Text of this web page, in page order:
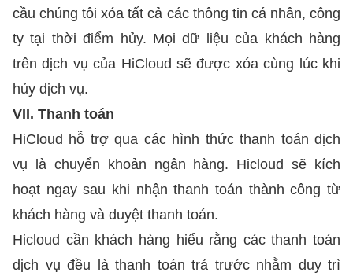
cầu chúng tôi xóa tất cả các thông tin cá nhân, công
ty tại thời điểm hủy. Mọi dữ liệu của khách hàng
trên dịch vụ của HiCloud sẽ được xóa cùng lúc khi
hủy dịch vụ.
VII. Thanh toán
HiCloud hỗ trợ qua các hình thức thanh toán dịch
vụ là chuyển khoản ngân hàng. Hicloud sẽ kích
hoạt ngay sau khi nhận thanh toán thành công từ
khách hàng và duyệt thanh toán.
Hicloud cần khách hàng hiểu rằng các thanh toán
dịch vụ đều là thanh toán trả trước nhằm duy trì